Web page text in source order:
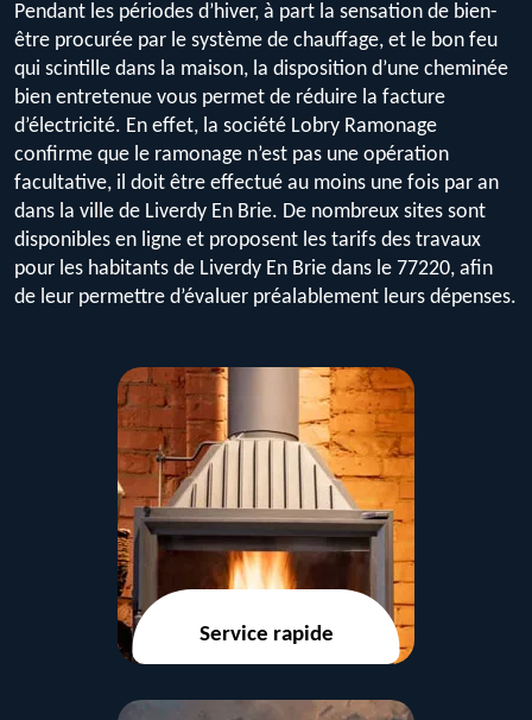
Pendant les périodes d’hiver, à part la sensation de bien-
être procurée par le système de chauffage, et le bon feu
qui scintille dans la maison, la disposition d’une cheminée
bien entretenue vous permet de réduire la facture
d’électricité. En effet, la société Lobry Ramonage
confirme que le ramonage n’est pas une opération
facultative, il doit être effectué au moins une fois par an
dans la ville de Liverdy En Brie. De nombreux sites sont
disponibles en ligne et proposent les tarifs des travaux
pour les habitants de Liverdy En Brie dans le 77220, afin
de leur permettre d’évaluer préalablement leurs dépenses.
Service rapide